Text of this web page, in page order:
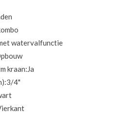
watervalfunctie
kraan:Ja
3/4"